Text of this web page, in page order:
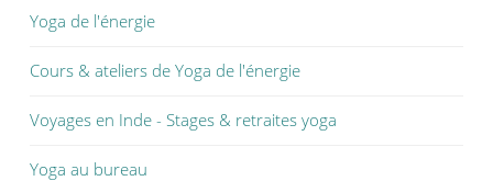
Yoga de l'énergie
Cours & ateliers de Yoga de l'énergie
Voyages en Inde - Stages & retraites yoga
Yoga au bureau